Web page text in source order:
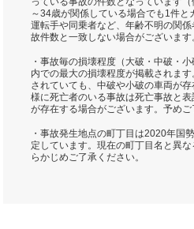
～34歳が関係している場合でも1件
運転手や同乗者など、年齢不明の関
故件数と一致しない場合がございます
・事故毎の損壊程度（大破・中破・
内での最大の損壊程度が掲載されま
されていても、中破や小破の車両が
様に死亡者のいる事故は死亡事故と
が存在する場合がございます。予めご
・事故発生地点の町丁目は2020年国
定しています。現在の町丁目名と異
らかじめご了承ください。